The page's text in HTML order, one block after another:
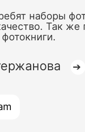
наборы
Так же
➔